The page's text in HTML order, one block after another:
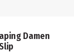
Damen